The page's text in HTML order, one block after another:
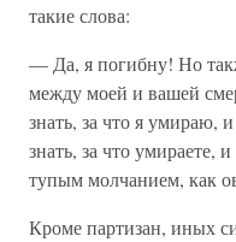
такие слова:
— Да, я погибну! Но
между моей и вашей
знать, за что я умираю,
знать, за что умираете,
тупым молчанием, как
Кроме партизан, иных